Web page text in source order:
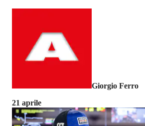
Giorgio Ferro
21 aprile